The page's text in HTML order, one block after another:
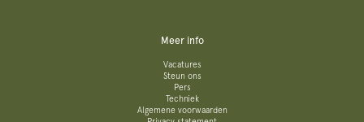
Meer info
Vacatures
Steun ons
Pers
Techniek
Algemene voorwaarden